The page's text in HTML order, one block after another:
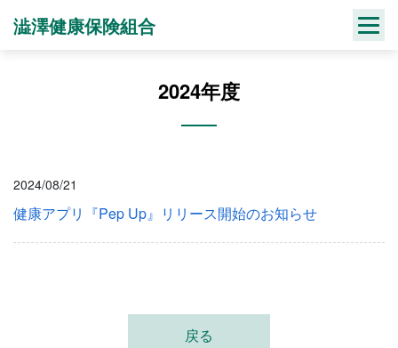
澁澤健康保険組合
2024年度
2024/08/21
健康アプリ『Pep Up』リリース開始のお知らせ
戻る